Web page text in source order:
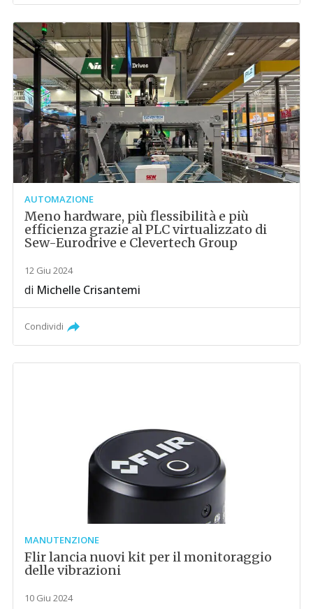
AUTOMAZIONE
Meno hardware, più flessibilità e più
efficienza grazie al PLC virtualizzato di
Sew-Eurodrive e Clevertech Group
12 Giu 2024
di Michelle Crisantemi
Condividi
MANUTENZIONE
Flir lancia nuovi kit per il monitoraggio
delle vibrazioni
10 Giu 2024